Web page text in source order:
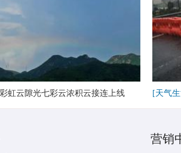
虹云隙光七彩云浓积云接连上线 [天气
营销